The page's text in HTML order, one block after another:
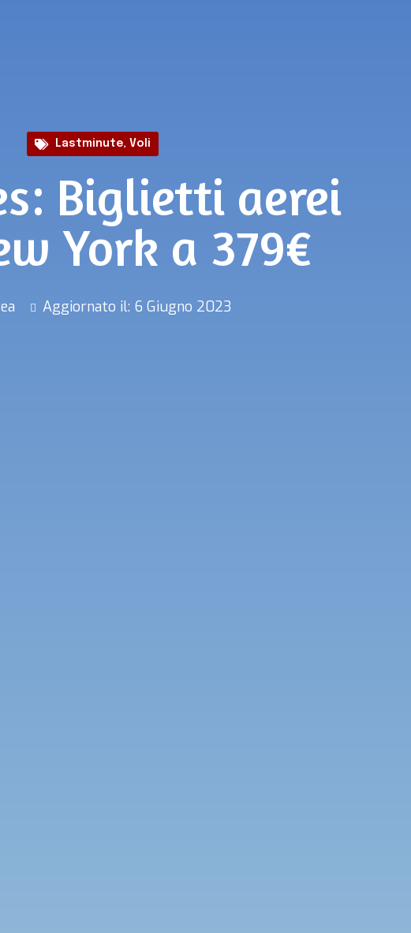
Lastminute, Voli
Biglietti aerei
York a 379€
Aggiornato il: 6 Giugno 2023